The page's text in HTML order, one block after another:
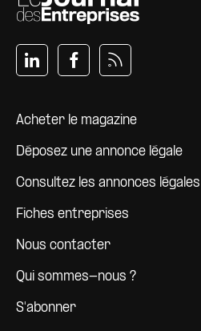
Pied de page
Acheter le magazine
Déposez une annonce légale
Consultez les annonces légales
Fiches entreprises
Nous contacter
Qui sommes-nous ?
S'abonner